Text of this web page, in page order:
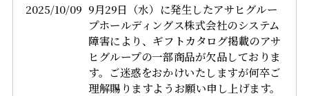
2025/10/09 9月29日（水）に発生したアサヒグルー
プホールディングス株式会社のシステム
障害により、ギフトカタログ掲載のアサ
ヒグループの一部商品が欠品しておりま
す。ご迷惑をおかけいたしますが何卒ご
理解賜りますようお願い申し上げます。